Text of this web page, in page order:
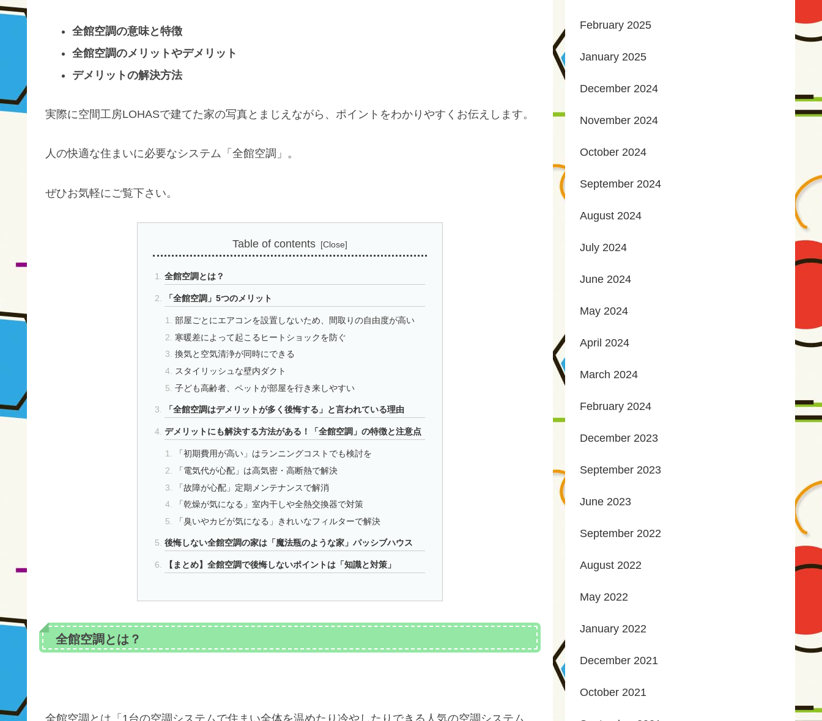
全館空調の意味と特徴
全館空調のメリットやデメリット
デメリットの解決方法
実際に空間工房LOHASで建てた家の写真とまじえながら、ポイントをわかりやすくお伝えします。
人の快適な住まいに必要なシステム「全館空調」。
ぜひお気軽にご覧下さい。
Table of contents
全館空調とは？
「全館空調」5つのメリット
部屋ごとにエアコンを設置しないため、間取りの自由度が高い
寒暖差によって起こるヒートショックを防ぐ
換気と空気清浄が同時にできる
スタイリッシュな壁内ダクト
子ども高齢者、ペットが部屋を行き来しやすい
「全館空調はデメリットが多く後悔する」と言われている理由
デメリットにも解決する方法がある！「全館空調」の特徴と注意点
「初期費用が高い」はランニングコストでも検討を
「電気代が心配」は高気密・高断熱で解決
「故障が心配」定期メンテナンスで解消
「乾燥が気になる」室内干しや全熱交換器で対策
「臭いやカビが気になる」きれいなフィルターで解決
後悔しない全館空調の家は「魔法瓶のような家」パッシブハウス
【まとめ】全館空調で後悔しないポイントは「知識と対策」
全館空調とは？
全館空調とは「1台の空調システムで住まい全体を温めたり冷やしたりできる人気の空調システム
February 2025
January 2025
December 2024
November 2024
October 2024
September 2024
August 2024
July 2024
June 2024
May 2024
April 2024
March 2024
February 2024
December 2023
September 2023
June 2023
September 2022
August 2022
May 2022
January 2022
December 2021
October 2021